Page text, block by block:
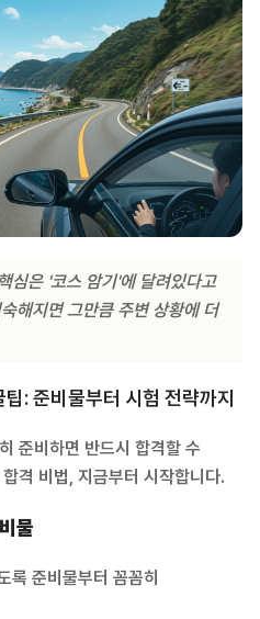
심은 '코스 암기'에 달려있다고
해지면 그만큼 주변 상황에 더
: 준비물부터 시험 전략까지
준비하면 반드시 합격할 수
격 비법, 지금부터 시작합니다.
물
록 준비물부터 꼼꼼히